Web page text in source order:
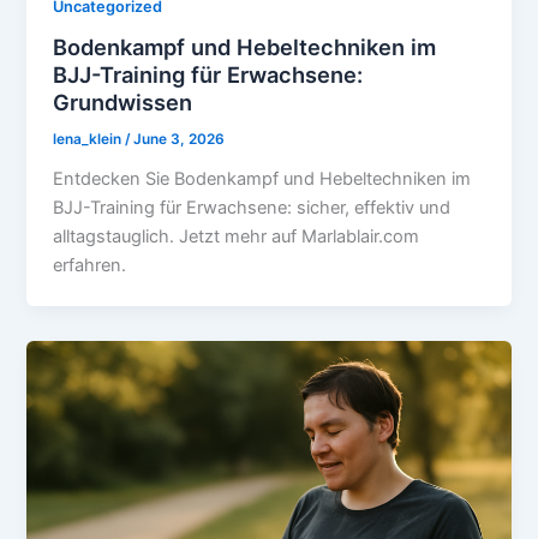
Uncategorized
Bodenkampf und Hebeltechniken im
BJJ-Training für Erwachsene:
Grundwissen
lena_klein/June 3, 2026
Entdecken Sie Bodenkampf und Hebeltechniken im
BJJ-Training für Erwachsene: sicher, effektiv und
alltagstauglich. Jetzt mehr auf Marlablair.com
erfahren.